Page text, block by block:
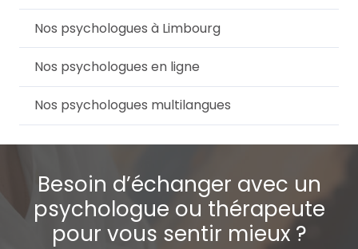
Nos psychologues à Limbourg
Nos psychologues en ligne
Nos psychologues multilangues
Besoin d’échanger avec un
psychologue ou thérapeute
pour vous sentir mieux ?